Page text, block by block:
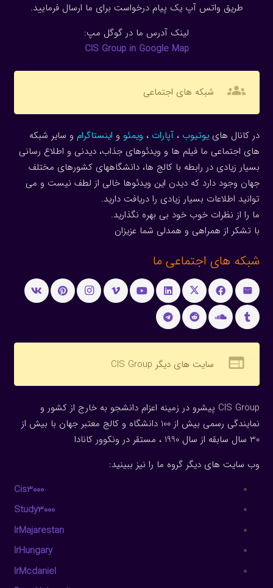
طریق واتس آپ یک پیام درخواست برای ما ارسال فرمایید.
لینک آدرس ما در گوگل مپ:
CIS Group in Google Map
groups شبکه های اجتماعی
در کانال هاییوتیوب ، آپارات ، ویمئو و اینستاگرام و سایر شبکه
های اجتماعی ما فیلم ها و ویدئوهای جذاب، دیدنی و اطلاع رسانی
بسیار زیادی در رابطه با کالج ها، دانشگاههای کشورهای مختلف
جهان وجود دارد که دیدن این ویدئوها خالی از لطف نیست و می
توانید اطلاعات بسیار زیادی را دریافت دارید.
ما را از نظرات خوب خود بی بهره نگذارید.
با تشکر از همراهی و همدلی شما عزیزان
شبکه های اجتماعی ما
web سایت های دیگر CIS Group
CIS Group پیشرو در زمینه اعزام دانشجو به خارج از کشور و
نمایندگی رسمی بیش از 100 دانشگاه و کالج معتبر جهان با بیش از
30 سال سابقه از سال 1990 ، مستقر در ونکوور کانادا
وب سایت های دیگر گروه ما را نیز ببینید:
Cis3000
Study3000
IrMajarestan
IrHungary
IrMcdaniel